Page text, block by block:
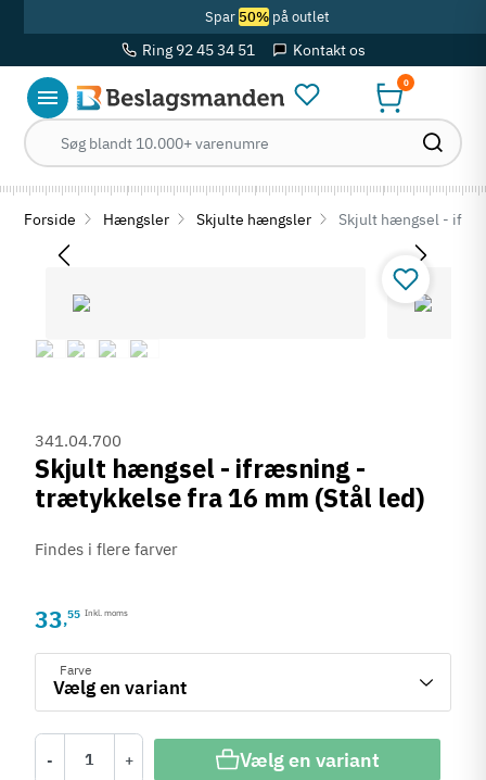
Spar 50%på outlet
Ring 92 45 34 51 Kontakt os
0
Forside Hængsler Skjulte hængsler Skjult hængsel -
341.04.700
Skjult hængsel - ifræsning -
trætykkelse fra 16 mm (Stål led)
Findes i flere farver
33,55 Inkl. moms
Farve
- + Vælg en variant